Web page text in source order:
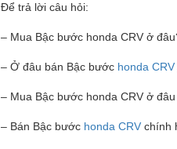
Để trả lời câu hỏi:
– Mua Bậc bước honda CRV ở
– Ở đâu bán Bậc bước honda CRV
– Mua Bậc bước honda CRV ở
– Bán Bậc bước honda CRV chính